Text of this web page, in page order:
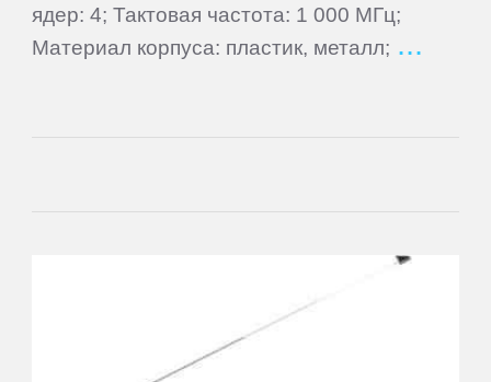
ядер: 4; Тактовая частота: 1 000 МГц;
Материал корпуса: пластик, металл;
Fly